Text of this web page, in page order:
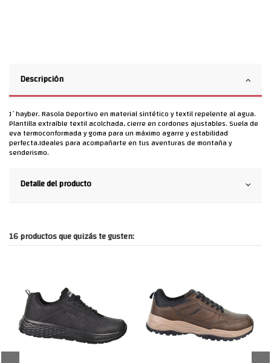
Descripción
J´hayber. Rasola Deportivo en material sintético y textil repelente al agua.
Plantilla extraíble textil acolchada, cierre en cordones ajustables. Suela de
eva termoconformada y goma para un máximo agarre y estabilidad
perfecta.Ideales para acompañarte en tus aventuras de montaña y
senderismo.
Detalle del producto
16 productos que quizás te gusten: